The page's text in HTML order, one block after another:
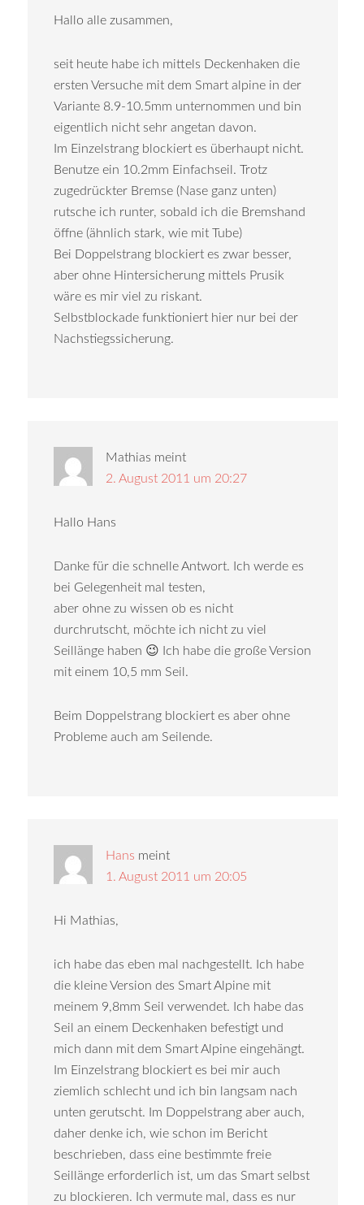
Hallo alle zusammen,
seit heute habe ich mittels Deckenhaken die
ersten Versuche mit dem Smart alpine in der
Variante 8.9-10.5mm unternommen und bin
eigentlich nicht sehr angetan davon.
Im Einzelstrang blockiert es überhaupt nicht.
Benutze ein 10.2mm Einfachseil. Trotz
zugedrückter Bremse (Nase ganz unten)
rutsche ich runter, sobald ich die Bremshand
öffne (ähnlich stark, wie mit Tube)
Bei Doppelstrang blockiert es zwar besser,
aber ohne Hintersicherung mittels Prusik
wäre es mir viel zu riskant.
Selbstblockade funktioniert hier nur bei der
Nachstiegssicherung.
Mathias meint
2. August 2011 um 20:27
Hallo Hans
Danke für die schnelle Antwort. Ich werde es
bei Gelegenheit mal testen,
aber ohne zu wissen ob es nicht
durchrutscht, möchte ich nicht zu viel
Seillänge haben 😉 Ich habe die große Version
mit einem 10,5 mm Seil.
Beim Doppelstrang blockiert es aber ohne
Probleme auch am Seilende.
Hans meint
1. August 2011 um 20:05
Hi Mathias,
ich habe das eben mal nachgestellt. Ich habe
die kleine Version des Smart Alpine mit
meinem 9,8mm Seil verwendet. Ich habe das
Seil an einem Deckenhaken befestigt und
mich dann mit dem Smart Alpine eingehängt.
Im Einzelstrang blockiert es bei mir auch
ziemlich schlecht und ich bin langsam nach
unten gerutscht. Im Doppelstrang aber auch,
daher denke ich, wie schon im Bericht
beschrieben, dass eine bestimmte freie
Seillänge erforderlich ist, um das Smart selbst
zu blockieren. Ich vermute mal, dass es nur